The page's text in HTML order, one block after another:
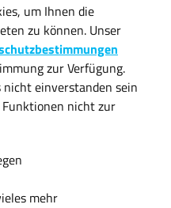
um Ihnen die
zu können. Unser
zur Verfügung.
einverstanden sein
nicht zur
mehr